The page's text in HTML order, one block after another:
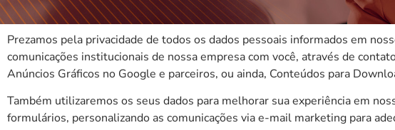
Prezamos pela privacidade de todos os dados pessoais informados em
comunicações institucionais de nossa empresa com você, através de
Anúncios Gráficos no Google e parceiros, ou ainda, Conteúdos para
Também utilizaremos os seus dados para melhorar sua experiência em
formulários, personalizando as comunicações via e-mail marketing para